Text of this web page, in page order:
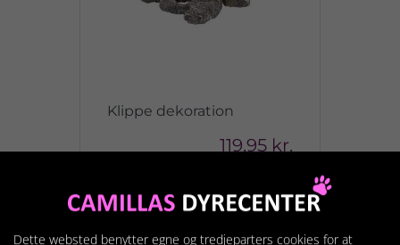
Klippe dekoration
119,95 kr.
Vis produkt
Dette websted benytter egne og tredjeparters cookies for at